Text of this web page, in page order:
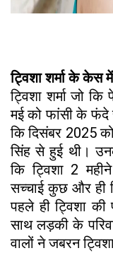
ट्विशा शर्मा के केस
ट्विशा शर्मा जो
मई को फांसी के फंदे
कि दिसंबर 2025
सिंह से हुई थी।
कि ट्विशा 2
सच्चाई कुछ और ही
पहले ही ट्विशा
साथ लड़की के
वालों ने जबरन